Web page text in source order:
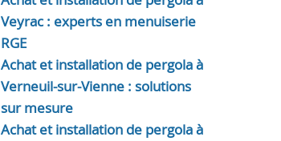
Veyrac : experts en menuiserie
RGE
Achat et installation de pergola à
Verneuil-sur-Vienne : solutions
sur mesure
Achat et installation de pergola à